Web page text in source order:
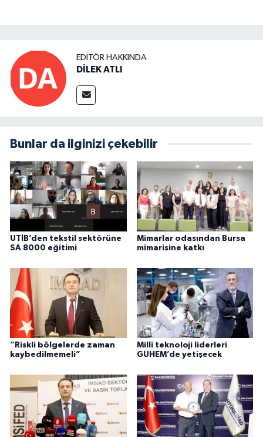
EDITÖR HAKKINDA
DİLEK ATLI
Bunlar da ilginizi çekebilir
UTİB’den tekstil sektörüne
SA 8000 eğitimi
Mimarlar odasından Bursa
mimarisine katkı
“Riskli bölgelerde zaman
kaybedilmemeli”
Milli teknoloji liderleri
GUHEM’de yetişecek